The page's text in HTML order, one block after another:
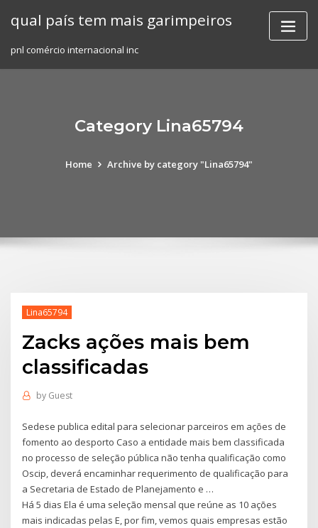
qual país tem mais garimpeiros
pnl comércio internacional inc
Category Lina65794
Home Archive by category "Lina65794"
Lina65794
Zacks ações mais bem
classificadas
by Guest
Sedese publica edital para selecionar parceiros em ações de
fomento ao desporto Caso a entidade mais bem classificada
no processo de seleção pública não tenha qualificação como
Oscip, deverá encaminhar requerimento de qualificação para
a Secretaria de Estado de Planejamento e …
Há 5 dias Ela é uma seleção mensal que reúne as 10 ações
mais indicadas pelas E, por fim, vemos quais empresas estão